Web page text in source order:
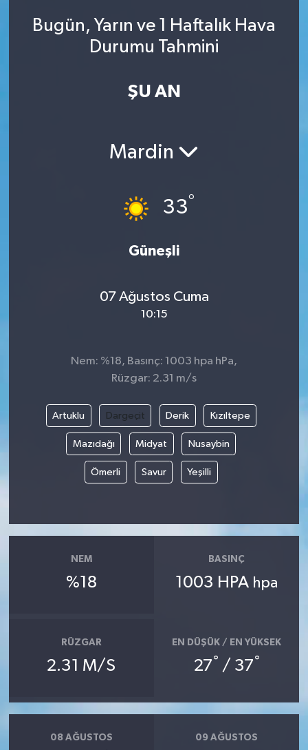
Bugün, Yarın ve 1 Haftalık Hava
Durumu Tahmini
ŞU AN
Mardin
33°
Güneşli
07 Ağustos Cuma
10:15
Nem: %18, Basınç: 1003 hpa hPa,
Rüzgar: 2.31 m/s
Artuklu Dargeçit Derik Kızıltepe
Mazıdağı Midyat Nusaybin
Ömerli Savur Yeşilli
NEM
%18
BASINÇ
1003 HPA hpa
RÜZGAR
2.31 M/S
EN DÜŞÜK / EN YÜKSEK
27° / 37°
08 AĞUSTOS 09 AĞUSTOS